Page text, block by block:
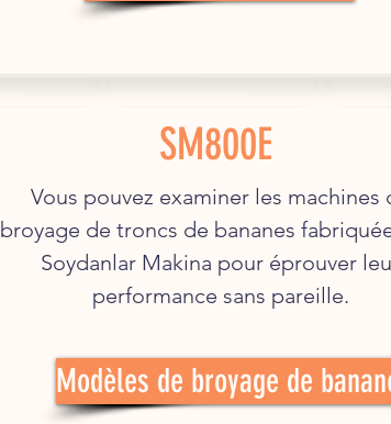
Vous pouvez examiner les machines
broyage de troncs de bananes
Soydanlar Makina pour éprouver
performance sans pareille.
Modèles de broyage de
SM800E